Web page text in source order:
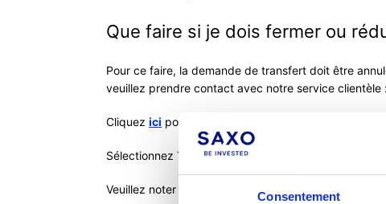
Consentement
Que faire si je dois fermer ou
Pour ce faire, la demande de transfert doit être
veuillez prendre contact avec notre service clientèle :
Cliquez ici pour nous contacter
Sélectionnez Transferts de portefeuilles et de
Veuillez noter que l'annulation n'est pas